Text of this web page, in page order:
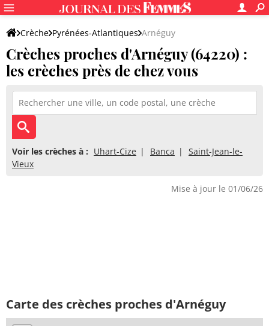
Crèche Pyrénées-Atlantiques Arnéguy
Crèches proches d'Arnéguy (64220) :
les crèches près de chez vous
Voir les crèches à : Uhart-Cize Banca
Saint-Jean-le-
Vieux
Mise à jour le 01/06/26
Carte des crèches proches d'Arnéguy